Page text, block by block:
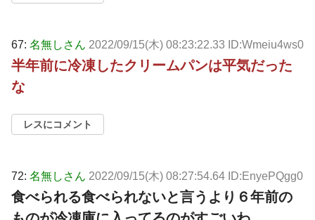
67: 名無しさん 2022/09/15(木) 08:23:22.33 ID:Wmeiu4ws0
半年前に冷凍したクリームパンは平気だった
な
レスにコメント
72: 名無しさん 2022/09/15(木) 08:27:54.64 ID:EnyePQgg0
食べられる食べられないと言うより６年前の